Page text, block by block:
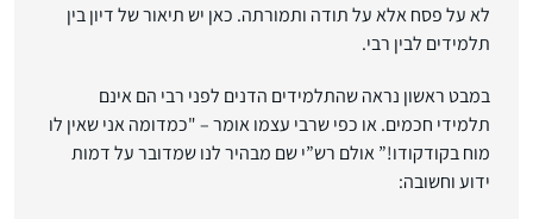
לא על פסח אלא על תודה ותמורתה. כאן יש תיאור של דיון בין
תלמידים לבין רבי.
במבט ראשון נראה שהתלמידים הדנים לפני רבי הם אינם
תלמידי חכמים. או כפי שרבי עצמו אומר – "כמדומה אני שאין לו
מוח בקודקודו!” אולם רש”י שם מבהיר לנו שמדובר על דמות
ידוע וחשובה: